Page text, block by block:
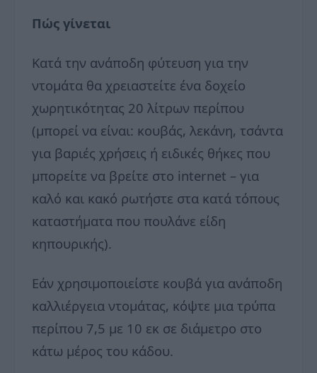
Πώς γίνεται
Κατά την ανάποδη φύτευση για την
ντομάτα θα χρειαστείτε ένα δοχείο
χωρητικότητας 20 λίτρων περίπου
(μπορεί να είναι: κουβάς, λεκάνη, τσάντα
για βαριές χρήσεις ή ειδικές θήκες που
μπορείτε να βρείτε στο internet – για
καλό και κακό ρωτήστε στα κατά τόπους
καταστήματα που πουλάνε είδη
κηπουρικής).
Εάν χρησιμοποιείστε κουβά για ανάποδη
καλλιέργεια ντομάτας, κόψτε μια τρύπα
περίπου 7,5 με 10 εκ σε διάμετρο στο
κάτω μέρος του κάδου.